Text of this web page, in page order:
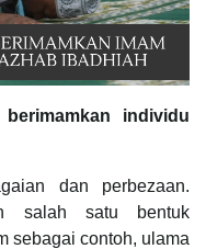
individu
dan perbezaan.
salah satu bentuk
sebagai contoh, ulama